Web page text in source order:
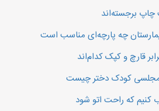
چاپ برجسته‌اند
چه پارچه‌ای مناسب است
قارچ و کپک کدام‌اند
مجلسی کودک دختر چیست
کنیم که راحت اتو شود